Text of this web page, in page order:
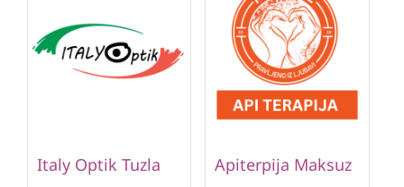
Italy Optik Tuzla Apiterpija Maksuz